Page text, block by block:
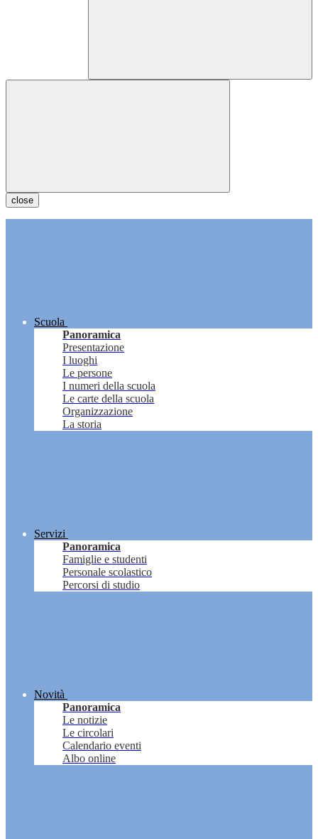
close
Scuola
Panoramica
Presentazione
I luoghi
Le persone
I numeri della scuola
Le carte della scuola
Organizzazione
La storia
Servizi
Panoramica
Famiglie e studenti
Personale scolastico
Percorsi di studio
Novità
Panoramica
Le notizie
Le circolari
Calendario eventi
Albo online